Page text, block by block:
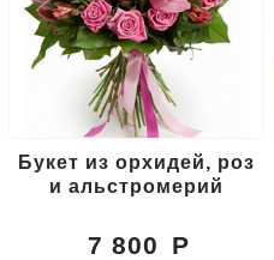
Букет из орхидей, роз
и альстромерий
7 800